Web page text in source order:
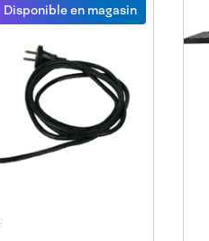
Disponible en magasin